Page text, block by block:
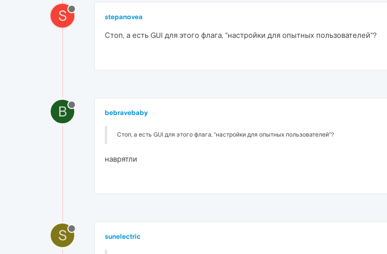
S stepanovea
Стоп, а есть GUI для этого флага, "настройки для опытных пользователей"?
B bebravebaby
Стоп, а есть GUI для этого флага, "настройки для опытных пользователей"?
наврятли
S sunelectric